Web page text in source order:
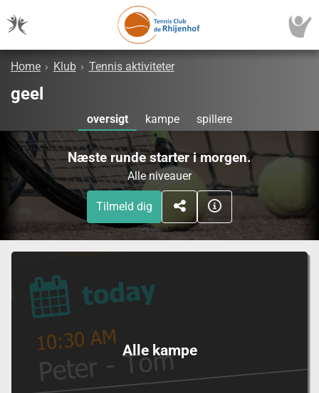
Home › Klub › Tennis aktiviteter
geel
oversigt kampe spillere
Næste runde starter i morgen.
Alle niveauer
Tilmeld dig
Alle kampe